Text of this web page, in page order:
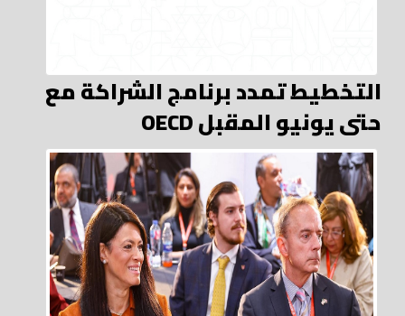
التخطيط تمدد برنامج الشراكة مع
OECD حتى يونيو المقبل